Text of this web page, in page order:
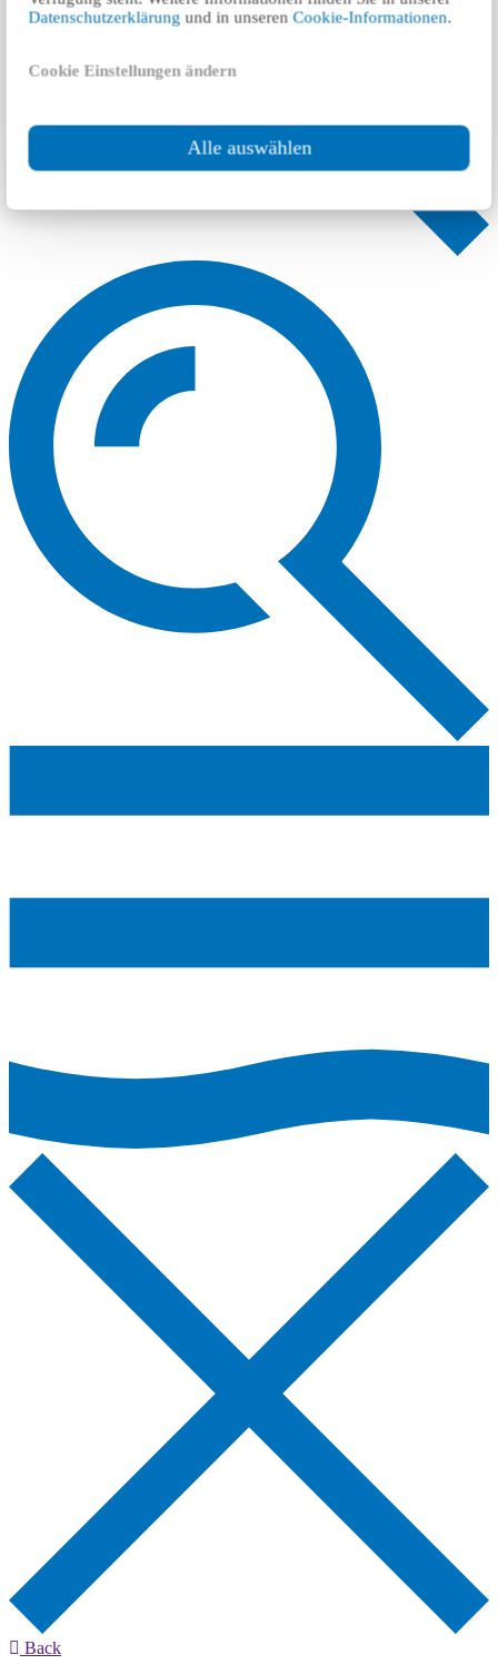
Datenschutzerklärung und in unserenCookie-Informationen.
Cookie Einstellungen ändern
Alle auswählen
Back